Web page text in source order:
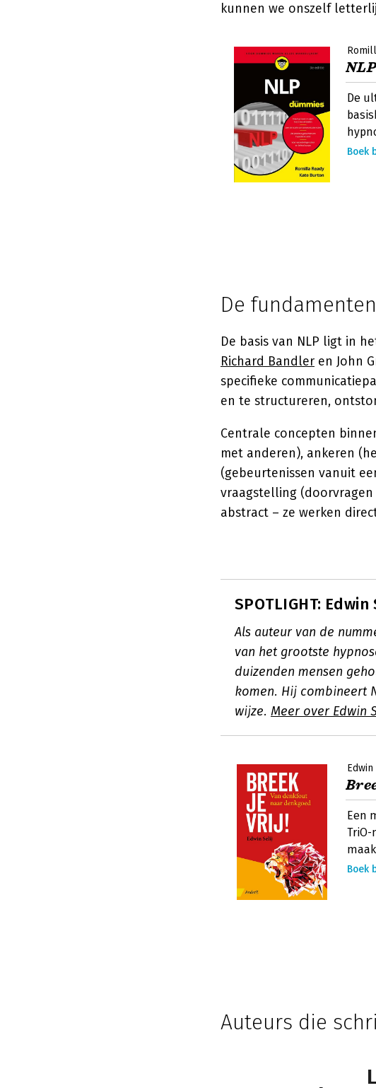
kunnen we onszelf
De
Boek
De
De basis van NLP ligt in
Richard Bandler en John
specifieke
en te structureren,
Centrale concepten
met anderen), ankeren
(gebeurtenissen vanuit
vraagstelling
abstract – ze werken
SPOTLIGHT: Edwin
Als auteur van de
van het grootste
duizenden mensen
komen. Hij combineert
wijze. Meer over Edwin
Een
Boek
Auteurs die